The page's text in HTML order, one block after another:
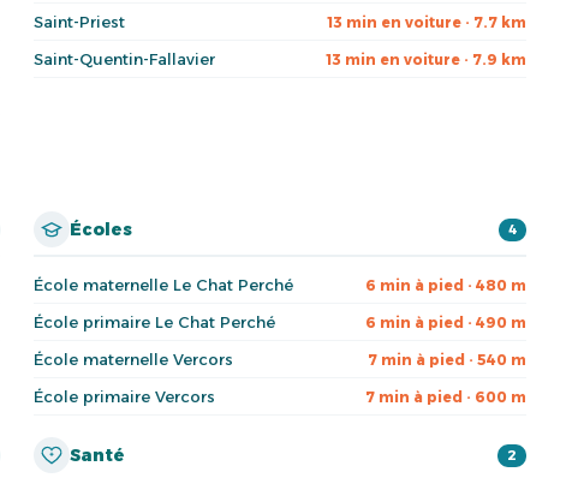
Saint-Priest 13 min en voiture · 7.7 km
Saint-Quentin-Fallavier 13 min en voiture · 7.9 km
Écoles 4
École maternelle Le Chat Perché 6 min à pied · 480 m
École primaire Le Chat Perché 6 min à pied · 490 m
École maternelle Vercors 7 min à pied · 540 m
École primaire Vercors 7 min à pied · 600 m
Santé 2